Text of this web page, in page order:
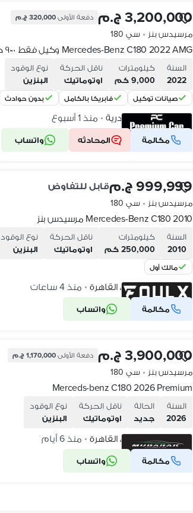
3,200,000 ج.م دفعة الأولى320,000 ج.م
مرسيدس بنز • سي 180
Mercedes-Benz C180 2022 AMG وكيل فقط ٩٠٠٠ كم
السنة
2022
كيلومترات
9,000 كم
ناقل الحركة
اوتوماتيك
نوع الوقود
البنزين
صيانات توكيل فابريكا بالكامل بدون حوادث
كليوباترا، الإسكندرية • منذ 1 أسبوع
مكالمة المحادثه واتساب شركة موثقة
999,999 ج.م قابل للتفاوض
مرسيدس بنز • سي 180
Mercedes-Benz C180 2010 مرسيدس بنز
السنة
2010
كيلومترات
250,000 كم
ناقل الحركة
اوتوماتيك
نوع الوقود
البنزين
مالك أول
القاهرة الجديدة، القاهرة • منذ 4 ساعات
مكالمة واتساب شركة موثقة
3,900,000 ج.م دفعة الأولى1,170,000 ج.م
مرسيدس بنز • سي 180
Merceds-benz C180 2026 Premium
السنة
2026
الحالة
جديد
ناقل الحركة
اوتوماتيك
نوع الوقود
البنزين
القاهرة الجديدة، القاهرة • منذ 6 أيام
مكالمة واتساب شركة موثقة